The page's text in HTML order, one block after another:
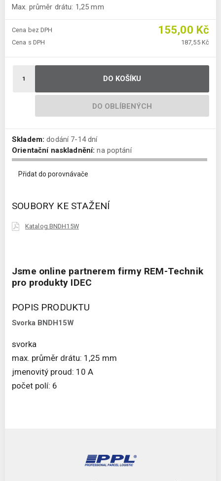
Max. průměr drátu: 1,25 mm
Cena bez DPH 155,00 Kč
Cena s DPH 187,55 Kč
DO KOŠÍKU
DO OBLÍBENÝCH
Skladem: dodání 7-14 dní
Orientační naskladnění: na poptání
Přidat do porovnávače
SOUBORY KE STAŽENÍ
Katalog BNDH15W
Jsme online partnerem firmy REM-Technik
pro produkty IDEC
POPIS PRODUKTU
Svorka BNDH15W
svorka
max. průměr drátu: 1,25 mm
jmenovitý proud: 10 A
počet polí: 6